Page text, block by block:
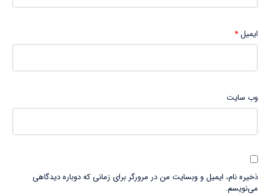
ایمیل*
وب‌ سایت
ذخیره نام، ایمیل و وبسایت من در مرورگر برای زمانی که دوباره دیدگاهی
می‌نویسم.